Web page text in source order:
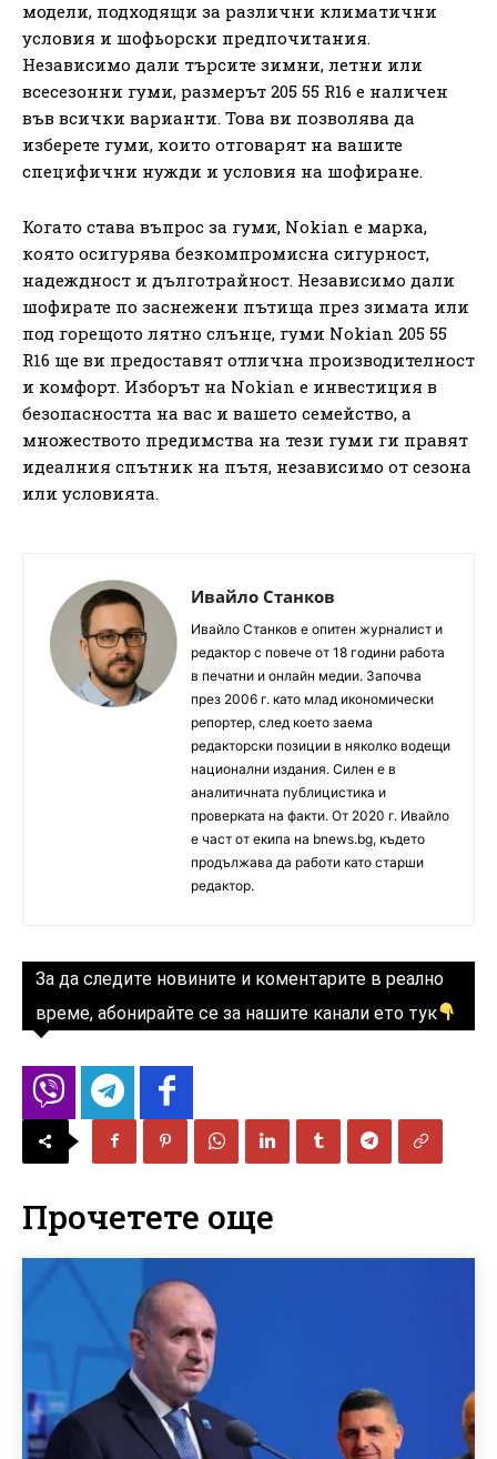
модели, подходящи за различни климатични
условия и шофьорски предпочитания.
Независимо дали търсите зимни, летни или
всесезонни гуми, размерът 205 55 R16 е наличен
във всички варианти. Това ви позволява да
изберете гуми, които отговарят на вашите
специфични нужди и условия на шофиране.
Когато става въпрос за гуми, Nokian е марка,
която осигурява безкомпромисна сигурност,
надеждност и дълготрайност. Независимо дали
шофирате по заснежени пътища през зимата или
под горещото лятно слънце, гуми Nokian 205 55
R16 ще ви предоставят отлична производителност
и комфорт. Изборът на Nokian е инвестиция в
безопасността на вас и вашето семейство, а
множеството предимства на тези гуми ги правят
идеалния спътник на пътя, независимо от сезона
или условията.
Ивайло Станков
Ивайло Станков е опитен журналист и
редактор с повече от 18 години работа
в печатни и онлайн медии. Започва
през 2006 г. като млад икономически
репортер, след което заема
редакторски позиции в няколко водещи
национални издания. Силен е в
аналитичната публицистика и
проверката на факти. От 2020 г. Ивайло
е част от екипа на bnews.bg, където
продължава да работи като старши
редактор.
За да следите новините и коментарите в реално
време, абонирайте се за нашите канали ето тук
Прочетете още